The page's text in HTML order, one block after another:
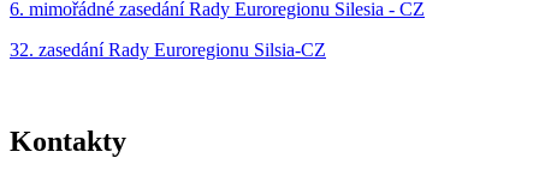
6. mimořádné zasedání Rady Euroregionu Silesia - CZ
32. zasedání Rady Euroregionu Silsia-CZ
Kontakty